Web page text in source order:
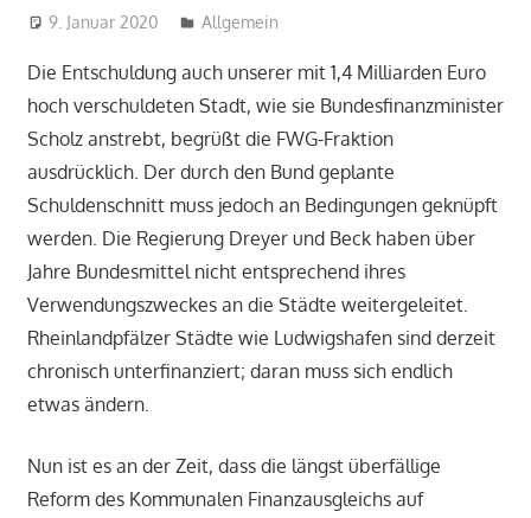
9. Januar 2020 admin
Allgemein
Die Entschuldung auch unserer mit 1,4 Milliarden Euro
hoch verschuldeten Stadt, wie sie Bundesfinanzminister
Scholz anstrebt, begrüßt die FWG-Fraktion
ausdrücklich. Der durch den Bund geplante
Schuldenschnitt muss jedoch an Bedingungen geknüpft
werden. Die Regierung Dreyer und Beck haben über
Jahre Bundesmittel nicht entsprechend ihres
Verwendungszweckes an die Städte weitergeleitet.
Rheinlandpfälzer Städte wie Ludwigshafen sind derzeit
chronisch unterfinanziert; daran muss sich endlich
etwas ändern.
Nun ist es an der Zeit, dass die längst überfällige
Reform des Kommunalen Finanzausgleichs auf